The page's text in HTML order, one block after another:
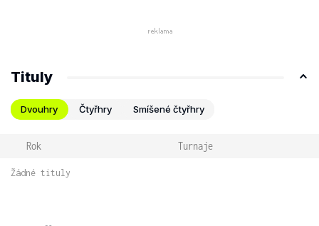
Tituly
Dvouhry Čtyřhry Smíšené čtyřhry
Rok Turnaje
Žádné tituly